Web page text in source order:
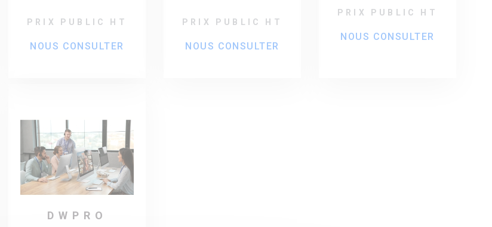
PRIX PUBLIC HT
NOUS CONSULTER
PRIX PUBLIC HT
NOUS CONSULTER
PRIX PUBLIC HT
NOUS CONSULTER
DWPRO